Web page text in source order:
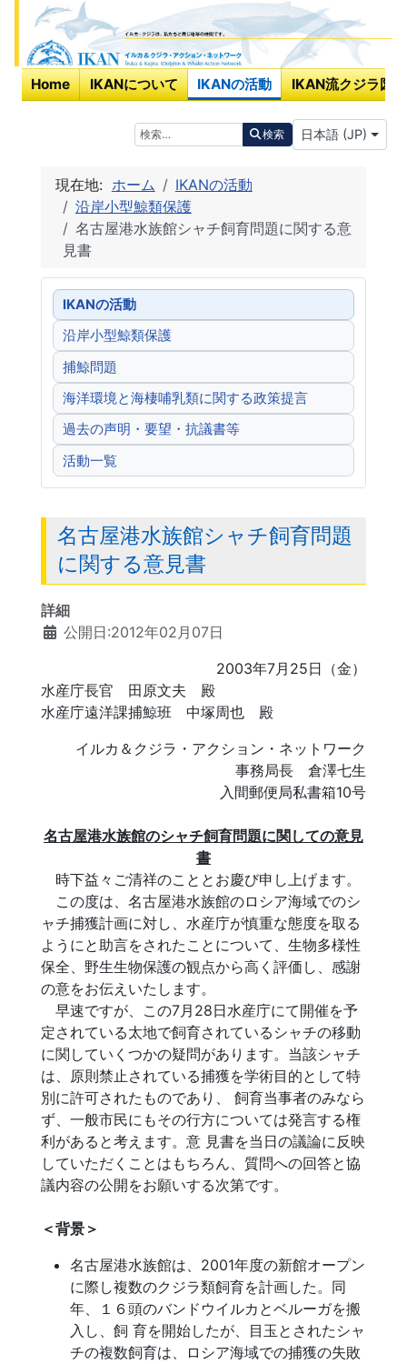
検索 検索 あなたが使う言
日本語 (JP)
Home IKANについて IKANの活動 IKAN流クジラ図鑑
現在地: ホーム
IKANの活動
沿岸小型鯨類保護
名古屋港水族館シャチ飼育問題に関する意
見書
IKANの活動
沿岸小型鯨類保護
捕鯨問題
海洋環境と海棲哺乳類に関する政策提言
過去の声明・要望・抗議書等
活動一覧
名古屋港水族館シャチ飼育問題
に関する意見書
詳細
公開日:2012年02月07日
2003年7月25日（金）
水産庁長官 田原文夫 殿
水産庁遠洋課捕鯨班 中塚周也 殿
イルカ＆クジラ・アクション・ネットワーク
事務局長 倉澤七生
入間郵便局私書箱10号
名古屋港水族館のシャチ飼育問題に関しての意見
書
時下益々ご清祥のこととお慶び申し上げます。
この度は、名古屋港水族館のロシア海域でのシ
ャチ捕獲計画に対し、水産庁が慎重な態度を取る
ようにと助言をされたことについて、生物多様性
保全、野生生物保護の観点から高く評価し、感謝
の意をお伝えいたします。
早速ですが、この7月28日水産庁にて開催を予
定されている太地で飼育されているシャチの移動
に関していくつかの疑問があります。当該シャチ
は、原則禁止されている捕獲を学術目的として特
別に許可されたものであり、 飼育当事者のみなら
ず、一般市民にもその行方については発言する権
利があると考えます。意 見書を当日の議論に反映
していただくことはもちろん、質問への回答と協
議内容の公開をお願いする次第です。
＜背景＞
名古屋港水族館は、2001年度の新館オープン
に際し複数のクジラ類飼育を計画した。同
年、１６頭のバンドウイルカとベルーガを搬
入し、飼 育を開始したが、目玉とされたシャ
チの複数飼育は、ロシア海域での捕獲の失敗